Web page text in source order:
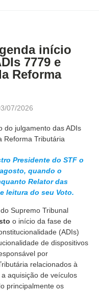
início
7779 e
Reforma
07/2026
Presidente do STF o
quando o
Relator das
leitura do seu Voto.
Supremo Tribunal
o início da fase de
(ADIs)
de dispositivos
por
relacionados à
aquisição de veículos
principalmente os